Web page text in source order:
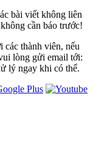
bài viết không liên
cần báo trước!
thành viên, nếu
lòng gửi email tới:
lý ngay khi có thể.